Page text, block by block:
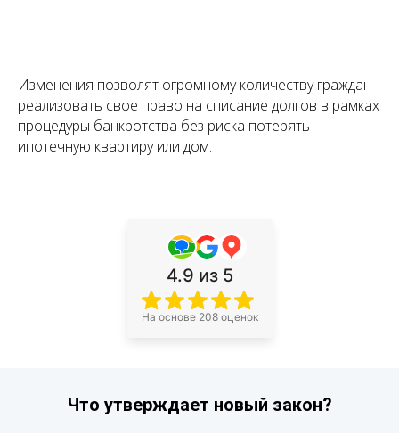
Изменения позволят огромному количеству граждан
реализовать свое право на списание долгов в рамках
процедуры банкротства без риска потерять
ипотечную квартиру или дом.
4.9 из 5
На основе 208 оценок
Что утверждает новый закон?